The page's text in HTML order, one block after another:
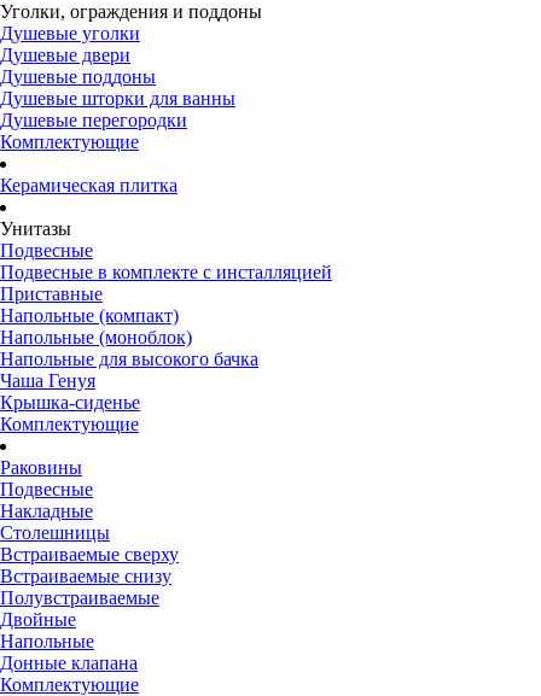
Уголки, ограждения и поддоны
Душевые уголки
Душевые двери
Душевые поддоны
Душевые шторки для ванны
Душевые перегородки
Комплектующие
Керамическая плитка
Унитазы
Подвесные
Подвесные в комплекте с инсталляцией
Приставные
Напольные (компакт)
Напольные (моноблок)
Напольные для высокого бачка
Чаша Генуя
Крышка-сиденье
Комплектующие
Раковины
Подвесные
Накладные
Столешницы
Встраиваемые сверху
Встраиваемые снизу
Полувстраиваемые
Двойные
Напольные
Донные клапана
Комплектующие